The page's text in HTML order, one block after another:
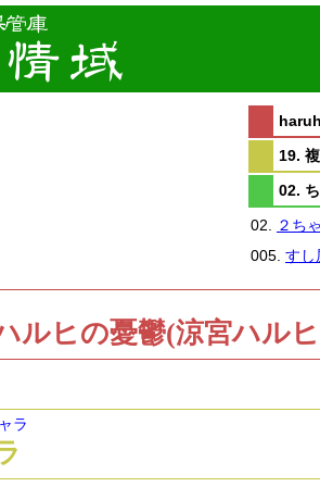
19.
02.
02.
２ち
005. すし
ルヒの憂鬱(涼宮ハル
ラ